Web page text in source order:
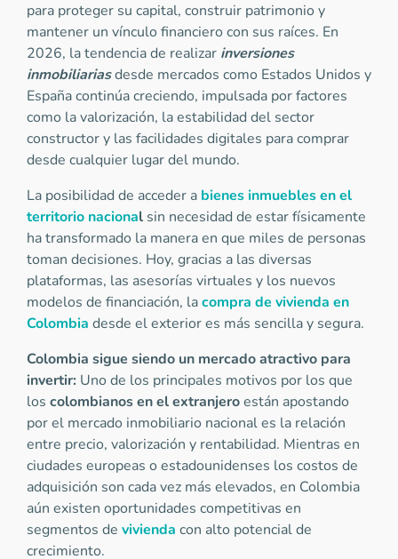
para proteger su capital, construir patrimonio y
mantener un vínculo financiero con sus raíces. En
2026, la tendencia de realizar inversiones
inmobiliariasdesde mercados como Estados Unidos y
España continúa creciendo, impulsada por factores
como la valorización, la estabilidad del sector
constructor y las facilidades digitales para comprar
desde cualquier lugar del mundo.
La posibilidad de acceder a bienes inmuebles en el
territorio nacional sin necesidad de estar físicamente
ha transformado la manera en que miles de personas
toman decisiones. Hoy, gracias a las diversas
plataformas, las asesorías virtuales y los nuevos
modelos de financiación, lacompra de vivienda en
Colombia desde el exterior es más sencilla y segura.
Colombia sigue siendo un mercado atractivo para
invertir: Uno de los principales motivos por los que
los colombianos en el extranjeroestán apostando
por el mercado inmobiliario nacional es la relación
entre precio, valorización y rentabilidad. Mientras en
ciudades europeas o estadounidenses los costos de
adquisición son cada vez más elevados, en Colombia
aún existen oportunidades competitivas en
segmentos de vivienda con alto potencial de
crecimiento.